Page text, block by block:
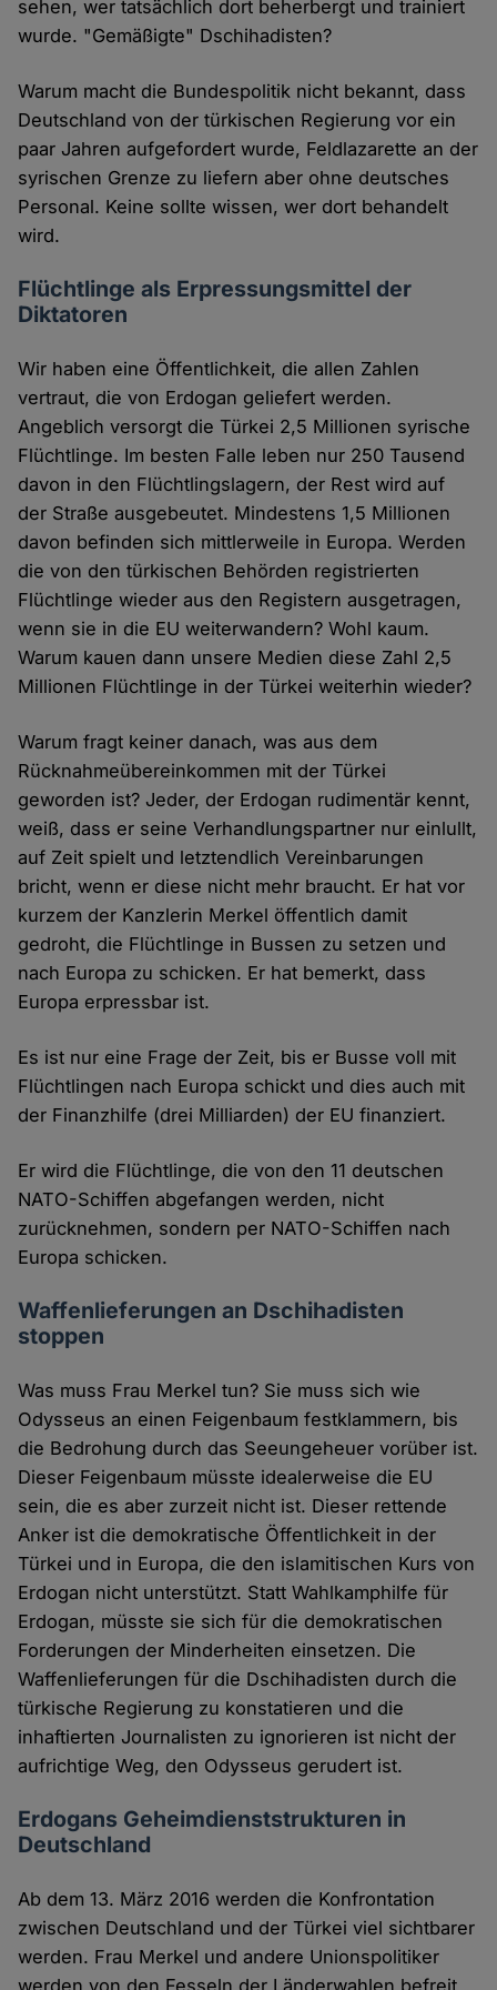
sehen, wer tatsächlich dort beherbergt und trainiert
wurde. "Gemäßigte" Dschihadisten?
Warum macht die Bundespolitik nicht bekannt, dass
Deutschland von der türkischen Regierung vor ein
paar Jahren aufgefordert wurde, Feldlazarette an der
syrischen Grenze zu liefern aber ohne deutsches
Personal. Keine sollte wissen, wer dort behandelt
wird.
Flüchtlinge als Erpressungsmittel der
Diktatoren
Wir haben eine Öffentlichkeit, die allen Zahlen
vertraut, die von Erdogan geliefert werden.
Angeblich versorgt die Türkei 2,5 Millionen syrische
Flüchtlinge. Im besten Falle leben nur 250 Tausend
davon in den Flüchtlingslagern, der Rest wird auf
der Straße ausgebeutet. Mindestens 1,5 Millionen
davon befinden sich mittlerweile in Europa. Werden
die von den türkischen Behörden registrierten
Flüchtlinge wieder aus den Registern ausgetragen,
wenn sie in die EU weiterwandern? Wohl kaum.
Warum kauen dann unsere Medien diese Zahl 2,5
Millionen Flüchtlinge in der Türkei weiterhin wieder?
Warum fragt keiner danach, was aus dem
Rücknahmeübereinkommen mit der Türkei
geworden ist? Jeder, der Erdogan rudimentär kennt,
weiß, dass er seine Verhandlungspartner nur einlullt,
auf Zeit spielt und letztendlich Vereinbarungen
bricht, wenn er diese nicht mehr braucht. Er hat vor
kurzem der Kanzlerin Merkel öffentlich damit
gedroht, die Flüchtlinge in Bussen zu setzen und
nach Europa zu schicken. Er hat bemerkt, dass
Europa erpressbar ist.
Es ist nur eine Frage der Zeit, bis er Busse voll mit
Flüchtlingen nach Europa schickt und dies auch mit
der Finanzhilfe (drei Milliarden) der EU finanziert.
Er wird die Flüchtlinge, die von den 11 deutschen
NATO-Schiffen abgefangen werden, nicht
zurücknehmen, sondern per NATO-Schiffen nach
Europa schicken.
Waffenlieferungen an Dschihadisten
stoppen
Was muss Frau Merkel tun? Sie muss sich wie
Odysseus an einen Feigenbaum festklammern, bis
die Bedrohung durch das Seeungeheuer vorüber ist.
Dieser Feigenbaum müsste idealerweise die EU
sein, die es aber zurzeit nicht ist. Dieser rettende
Anker ist die demokratische Öffentlichkeit in der
Türkei und in Europa, die den islamitischen Kurs von
Erdogan nicht unterstützt. Statt Wahlkamphilfe für
Erdogan, müsste sie sich für die demokratischen
Forderungen der Minderheiten einsetzen. Die
Waffenlieferungen für die Dschihadisten durch die
türkische Regierung zu konstatieren und die
inhaftierten Journalisten zu ignorieren ist nicht der
aufrichtige Weg, den Odysseus gerudert ist.
Erdogans Geheimdienststrukturen in
Deutschland
Ab dem 13. März 2016 werden die Konfrontation
zwischen Deutschland und der Türkei viel sichtbarer
werden. Frau Merkel und andere Unionspolitiker